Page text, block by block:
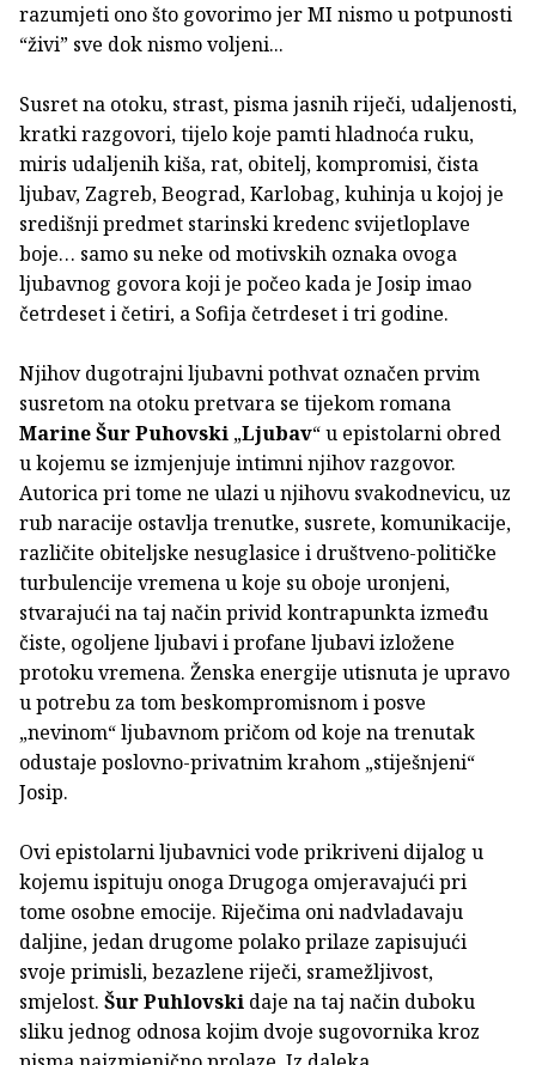
razumjeti ono što govorimo jer MI nismo u potpunosti
“živi” sve dok nismo voljeni...
Susret na otoku, strast, pisma jasnih riječi, udaljenosti,
kratki razgovori, tijelo koje pamti hladnoća ruku,
miris udaljenih kiša, rat, obitelj, kompromisi, čista
ljubav, Zagreb, Beograd, Karlobag, kuhinja u kojoj je
središnji predmet starinski kredenc svijetloplave
boje… samo su neke od motivskih oznaka ovoga
ljubavnog govora koji je počeo kada je Josip imao
četrdeset i četiri, a Sofija četrdeset i tri godine.
Njihov dugotrajni ljubavni pothvat označen prvim
susretom na otoku pretvara se tijekom romana
Marine Šur Puhovski „Ljubav“ u epistolarni obred
u kojemu se izmjenjuje intimni njihov razgovor.
Autorica pri tome ne ulazi u njihovu svakodnevicu, uz
rub naracije ostavlja trenutke, susrete, komunikacije,
različite obiteljske nesuglasice i društveno-političke
turbulencije vremena u koje su oboje uronjeni,
stvarajući na taj način privid kontrapunkta između
čiste, ogoljene ljubavi i profane ljubavi izložene
protoku vremena. Ženska energije utisnuta je upravo
u potrebu za tom beskompromisnom i posve
„nevinom“ ljubavnom pričom od koje na trenutak
odustaje poslovno-privatnim krahom „stiješnjeni“
Josip.
Ovi epistolarni ljubavnici vode prikriveni dijalog u
kojemu ispituju onoga Drugoga omjeravajući pri
tome osobne emocije. Riječima oni nadvladavaju
daljine, jedan drugome polako prilaze zapisujući
svoje primisli, bezazlene riječi, sramežljivost,
smjelost. Šur Puhlovski daje na taj način duboku
sliku jednog odnosa kojim dvoje sugovornika kroz